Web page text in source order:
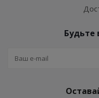
Будьте